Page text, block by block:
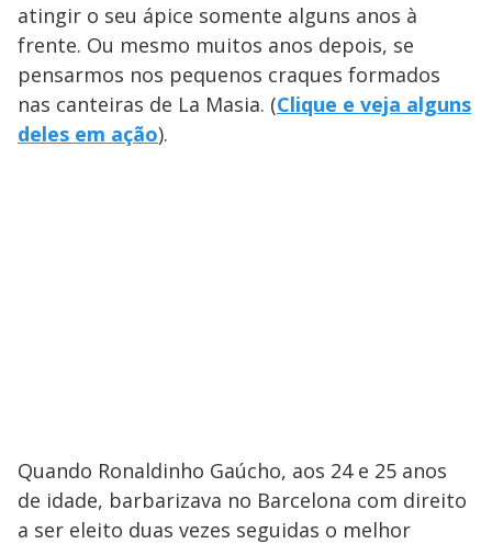
atingir o seu ápice somente alguns anos à
frente. Ou mesmo muitos anos depois, se
pensarmos nos pequenos craques formados
nas canteiras de La Masia. (Clique e veja alguns
deles em ação).
Quando Ronaldinho Gaúcho, aos 24 e 25 anos
de idade, barbarizava no Barcelona com direito
a ser eleito duas vezes seguidas o melhor